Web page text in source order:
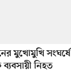
মুখোমুখি সংঘর্ষে
নিহত